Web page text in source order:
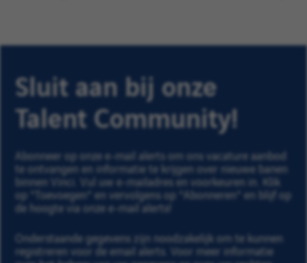
Sluit aan bij onze
Talent Community!
Abonneer op onze e-mail alerts om ons vacature aanbod
te ontvangen en informatie te krijgen over nieuwe banen
binnen Vinci. Vul uw e-mailadres en voorkeuren in. Klik
op "Toevoegen" en vervolgens op "Abonneren" en blijf op
de hoogte via onze e-mail alerts!
Onderstaande gegevens zijn noodzakelijk om te kunnen
registreren voor de email alerts. Voor meer informatie